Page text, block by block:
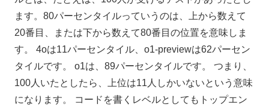
ます。80パーセンタイルっていうのは、上から数えて
20番目、または下から数えて80番目の位置を意味しま
す。 4oは11パーセンタイル、o1-previewは62パーセン
タイルです。 o1は、89パーセンタイルです。 つまり、
100人いたとしたら、上位は11人しかいないという意味
になります。 コードを書くレベルとしてもトップエン